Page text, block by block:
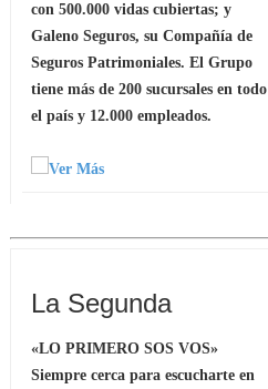
con 500.000 vidas cubiertas; y
Galeno Seguros, su Compañía de
Seguros Patrimoniales. El Grupo
tiene más de 200 sucursales en todo
el país y 12.000 empleados.
La Segunda
«LO PRIMERO SOS VOS»
Siempre cerca para escucharte en